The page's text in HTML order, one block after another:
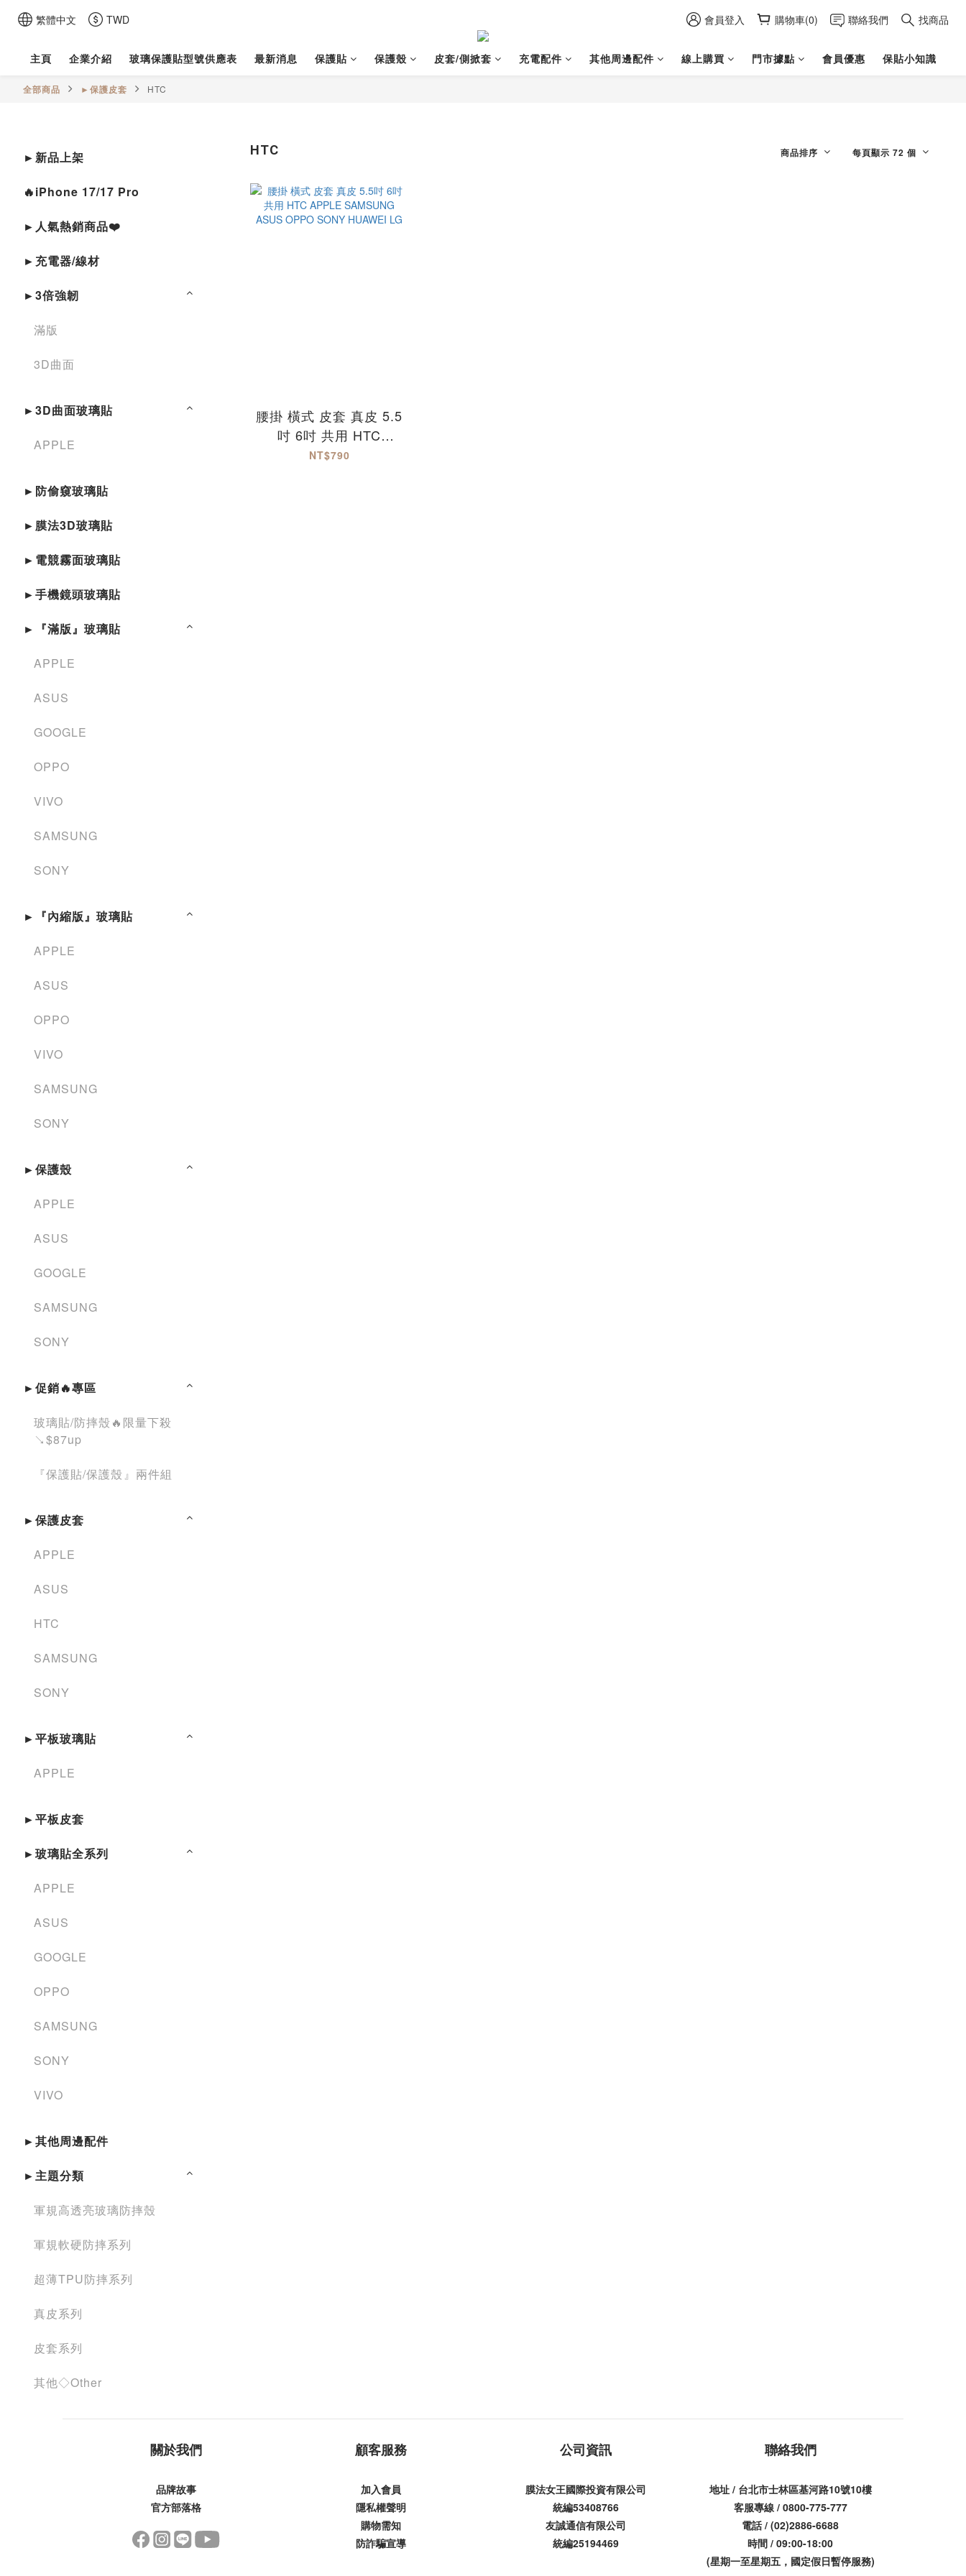
繁體中文 TWD 會員登入 購物車(0) 聯絡我們 找商品
主頁 企業介紹 玻璃保護貼型號供應表 最新消息 保護貼 保護殼 皮套/側掀套 充電配件 其他周邊配件 線上購買 門市據點 會員優惠 保貼小知識
全部商品 ►保護皮套 HTC
►新品上架
🔥iPhone 17/17 Pro
►人氣熱銷商品❤️
►充電器/線材
►3倍強韌
滿版
3D曲面
►3D曲面玻璃貼
APPLE
►防偷窺玻璃貼
►膜法3D玻璃貼
►電競霧面玻璃貼
►手機鏡頭玻璃貼
►『滿版』玻璃貼
APPLE
ASUS
GOOGLE
OPPO
VIVO
SAMSUNG
SONY
►『內縮版』玻璃貼
APPLE
ASUS
OPPO
VIVO
SAMSUNG
SONY
►保護殼
APPLE
ASUS
GOOGLE
SAMSUNG
SONY
►促銷🔥專區
玻璃貼/防摔殼🔥限量下殺
↘︎$87up
『保護貼/保護殼』兩件組
►保護皮套
APPLE
ASUS
HTC
SAMSUNG
SONY
►平板玻璃貼
APPLE
►平板皮套
►玻璃貼全系列
APPLE
ASUS
GOOGLE
OPPO
SAMSUNG
SONY
VIVO
►其他周邊配件
►主題分類
軍規高透亮玻璃防摔殼
軍規軟硬防摔系列
超薄TPU防摔系列
真皮系列
皮套系列
其他◇Other
HTC 商品排序 每頁顯示 72 個
腰掛 橫式 皮套 真皮 5.5
吋 6吋 共用 HTC
APPLE SAMSUNG
NT$790
關於我們
品牌故事
官方部落格
顧客服務
加入會員
隱私權聲明
購物需知
防詐騙宣導
公司資訊
膜法女王國際投資有限公司
統編53408766
友誠通信有限公司
統編25194469
聯絡我們
地址 / 台北市士林區基河路10號10樓
客服專線 / 0800-775-777
電話 / (02)2886-6688
時間 / 09:00-18:00
(星期一至星期五，國定假日暫停服務)